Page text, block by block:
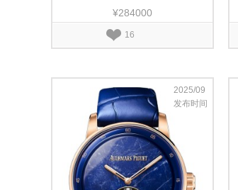
¥284000
16
2025/09
发布时间